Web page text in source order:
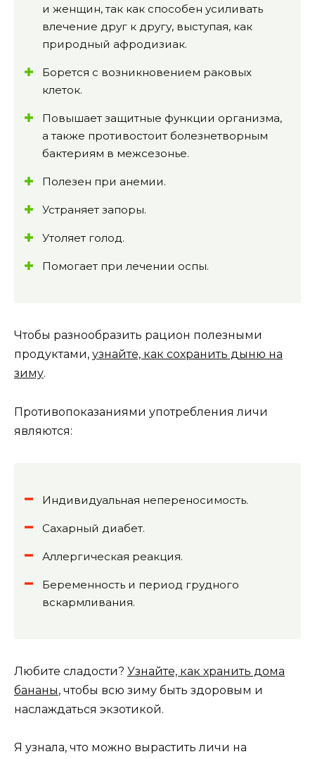
и женщин, так как способен усиливать
влечение друг к другу, выступая, как
природный афродизиак.
Борется с возникновением раковых
клеток.
Повышает защитные функции организма,
а также противостоит болезнетворным
бактериям в межсезонье.
Полезен при анемии.
Устраняет запоры.
Утоляет голод.
Помогает при лечении оспы.
Чтобы разнообразить рацион полезными
продуктами, узнайте, как сохранить дыню на
зиму.
Противопоказаниями употребления личи
являются:
Индивидуальная непереносимость.
Сахарный диабет.
Аллергическая реакция.
Беременность и период грудного
вскармливания.
Любите сладости? Узнайте, как хранить дома
бананы, чтобы всю зиму быть здоровым и
наслаждаться экзотикой.
Я узнала, что можно вырастить личи на